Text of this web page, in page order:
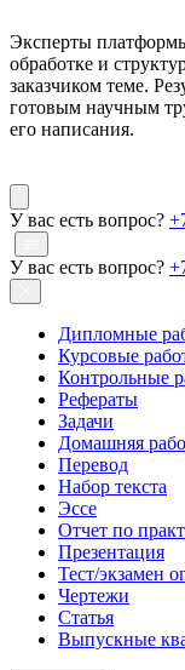
Эксперты
обработке и
заказчиком теме.
готовым научным
его написания.
У вас есть вопрос?
У вас есть вопрос?
Дипломные
Курсовые
Контрольные
Рефераты
Задачи
Домашняя
Перевод
Набор текста
Эссе
Отчет по
Презентация
Тест/экзамен
Чертежи
Статья
Выпускные